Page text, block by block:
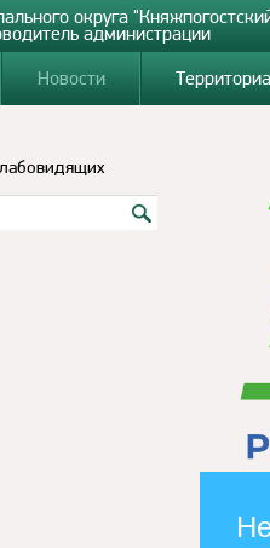
округа
администрации
Новости